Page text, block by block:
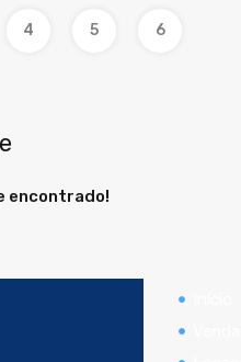
4 5 6
encontrado!